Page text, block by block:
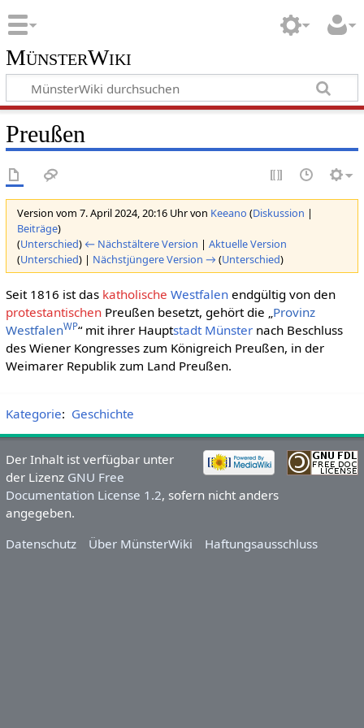
MünsterWiki
Preußen
Version vom 7. April 2024, 20:16 Uhr von Keeano (Diskussion |
Beiträge)
(Unterschied) ← Nächstältere Version | Aktuelle Version
(Unterschied) | Nächstjüngere Version → (Unterschied)
Seit 1816 ist das katholische Westfalenendgültig von den
protestantischenPreußen besetzt, gehört die „Provinz
WestfalenWP“ mit ihrer Hauptstadt Münsternach Beschluss
des Wiener Kongresses zum Königreich Preußen, in der
Weimarer Republik zum Land Preußen.
Kategorie: Geschichte
Der Inhalt ist verfügbar unter
der Lizenz GNU Free
Documentation License 1.2, sofern nicht anders
angegeben.
Datenschutz
Über MünsterWiki Haftungsausschluss